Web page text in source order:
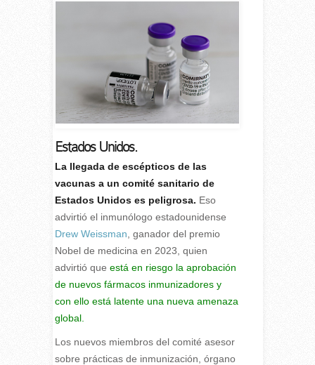
Estados Unidos.
La llegada de escépticos de las
vacunas a un comité sanitario de
Estados Unidos es peligrosa. Eso
advirtió el inmunólogo estadounidense
Drew Weissman , ganador del premio
Nobel de medicina en 2023, quien
advirtió que está en riesgo la aprobación
de nuevos fármacos inmunizadores y
con ello está latente una nueva amenaza
global.
Los nuevos miembros del comité asesor
sobre prácticas de inmunización, órgano